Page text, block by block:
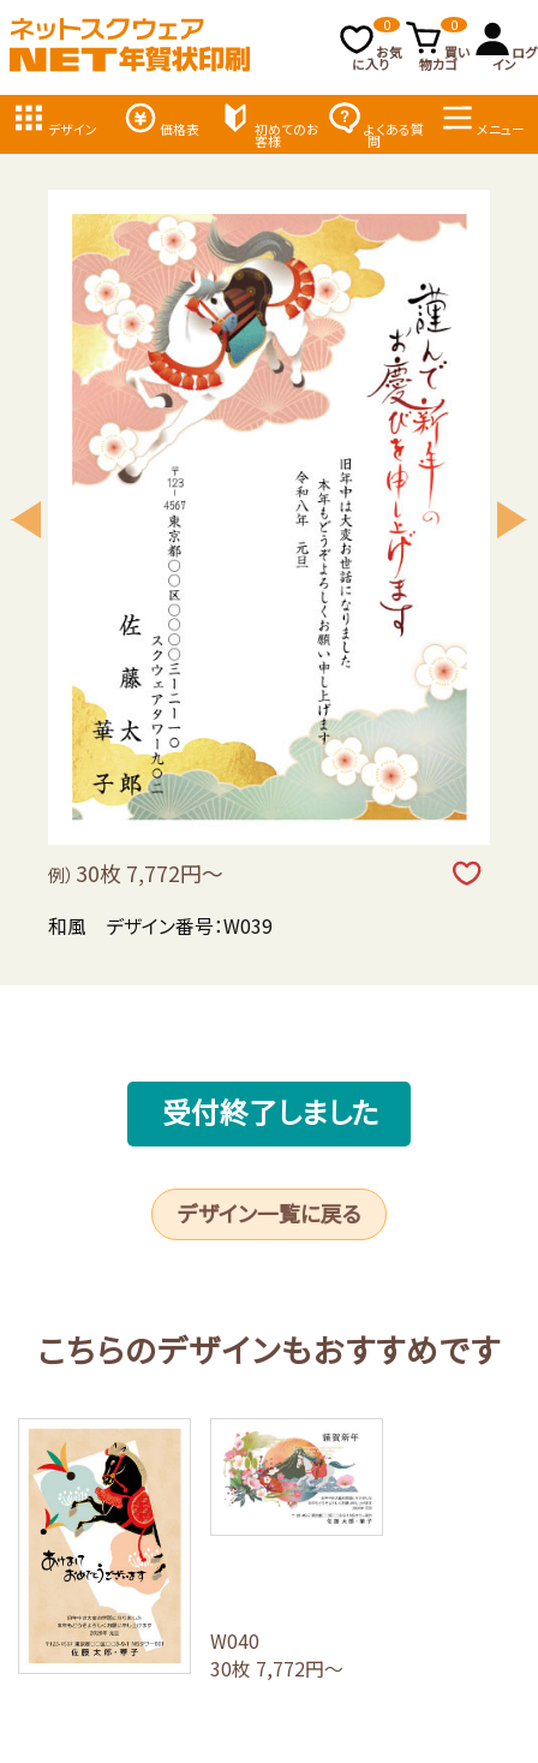
お気
に入り
0
買い
物カゴ
0
ログ
イン
デザイン 価格表 初めてのお
客様
よくある質
問
メニュー
例） 30枚 7,772円～
和風 デザイン番号：W039
受付終了しました
デザイン一覧に戻る
こちらのデザインもおすすめです
W040
30枚 7,772円～